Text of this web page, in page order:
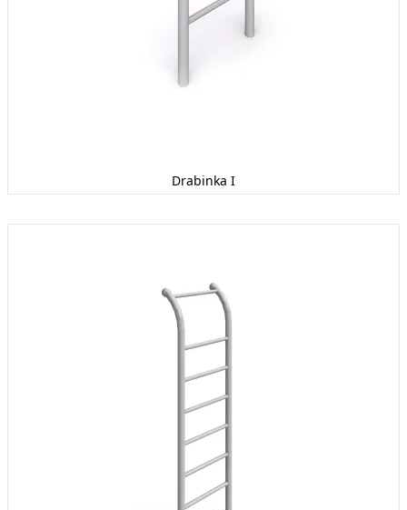
Drabinka I